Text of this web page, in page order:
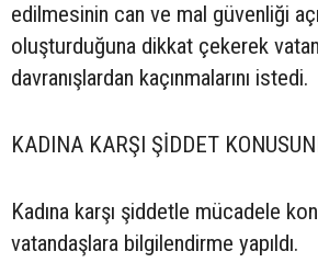
edilmesinin can ve mal güvenliği
oluşturduğuna dikkat çekerek
davranışlardan kaçınmalarını istedi.
KADINA KARŞI ŞİDDET
Kadına karşı şiddetle mücadele
vatandaşlara bilgilendirme yapıldı.